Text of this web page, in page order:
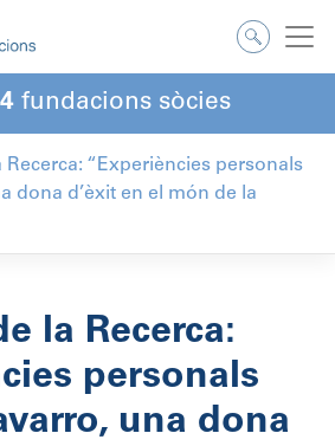
fundacions sòcies
Recerca: “Experiències personals
dona d’èxit en el món de la
la Recerca:
personals
una dona